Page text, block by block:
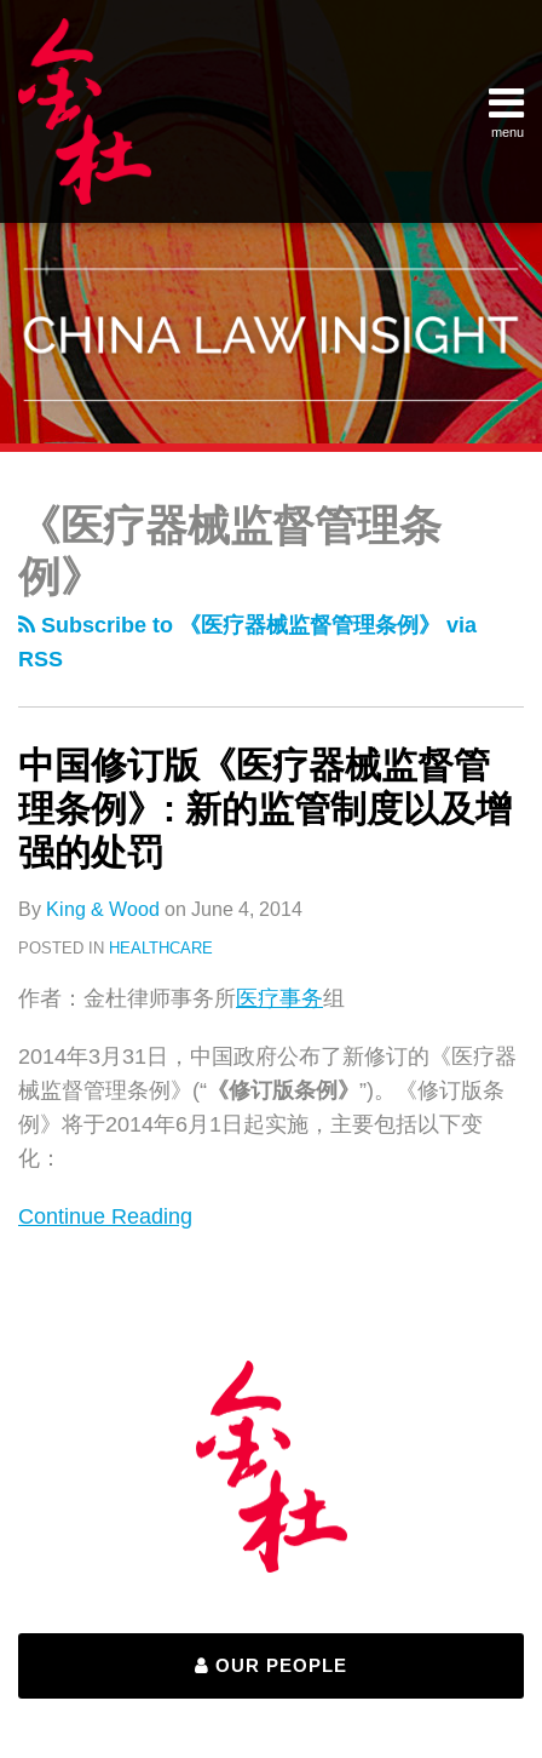
content
menu
Home
- 关于
金杜
Services
- 专业领
域
Contact
- 联系
我们
English
Example Link
China Banking Regulatory
China Insurance Regulatory
China Securities Regulatory
General Administration of Customs
Ministry of Commerce
National Development and Reform
Pacific Rim Advisory Council
State Administration for Industry &
State Administration of Foreign
Supreme People’s Court
World Law Group
RSS
LinkedIn
Weibo
《医疗器械监督管理条
例》
Subscribe to 《医疗器械监督管理条例》 via
RSS
中国修订版《医疗器械监督管
理条例》: 新的监管制度以及增
强的处罚
By King & Wood on June 4, 2014
POSTED IN HEALTHCARE
作者：金杜律师事务所医疗事务组
2014年3月31日，中国政府公布了新修订的《医疗器
械监督管理条例》(“ 《修订版条例》 ”)。《修订版条
例》将于2014年6月1日起实施，主要包括以下变
化：
Continue Reading
订
《医
疗
器
监
督
管
条
例》:
及
OUR PEOPLE